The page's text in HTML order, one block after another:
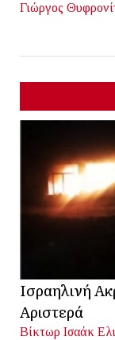
Γιώργος
Ισραηλινή
Αριστερά
Βίκτωρ Ισαάκ